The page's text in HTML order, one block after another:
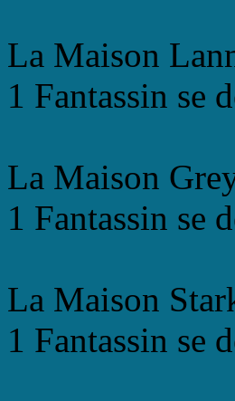
La Maison
1 Fantassin se
La Maison
1 Fantassin se
La Maison
1 Fantassin se